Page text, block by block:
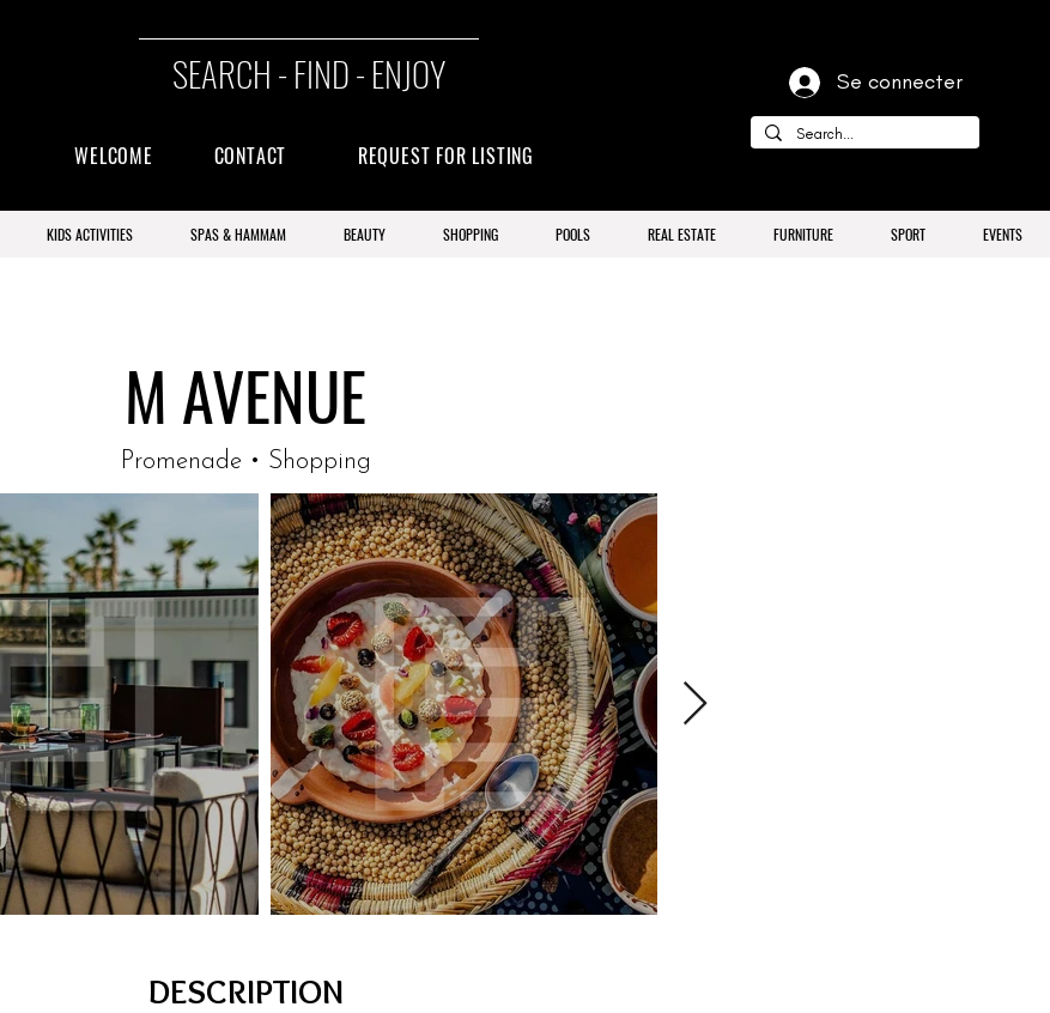
SEARCH - FIND - ENJOY
WELCOME CONTACT REQUEST FOR LISTING
Se connecter
KIDS ACTIVITIES SPAS & HAMMAM BEAUTY SHOPPING POOLS REAL ESTATE FURNITURE SPORT EVENTS
M AVENUE
Promenade • Shopping
DESCRIPTION